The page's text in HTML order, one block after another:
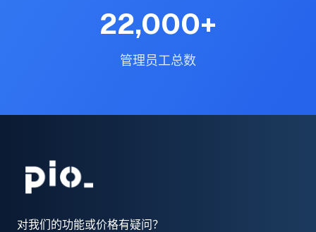
22,000+
管理员工总数
对我们的功能或价格有疑问？